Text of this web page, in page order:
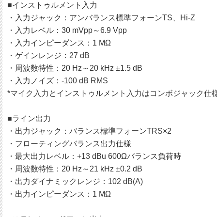
■インストゥルメント入力
・入力ジャック：アンバランス標準フォーンTS、Hi-Z
・入力レベル：30 mVpp～6.9 Vpp
・入力インピーダンス：1 MΩ
・ゲインレンジ：27 dB
・周波数特性：20 Hz～20 kHz ±1.5 dB
・入力ノイズ：-100 dB RMS
*マイク入力とインストゥルメント入力はコンボジャック仕
■ライン出力
・出力ジャック：バランス標準フォーンTRS×2
・フローティングバランス出力仕様
・最大出力レベル：+13 dBu 600Ωバランス負荷時
・周波数特性：20 Hz～21 kHz ±0.2 dB
・出力ダイナミックレンジ：102 dB(A)
・出力インピーダンス：1 MΩ